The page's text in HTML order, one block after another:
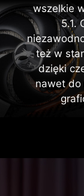
wszelkie
5.1.
też w
dzięki
nawet do